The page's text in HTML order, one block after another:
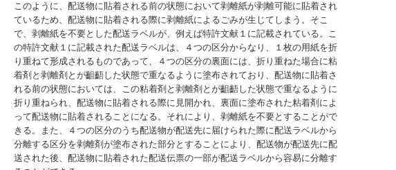
このように、配送物に貼着される前の状態において剥離紙が剥離可能に貼着され
ているため、配送物に貼着される際に剥離紙によるごみが生じてしまう。そこ
で、剥離紙を不要とした配送ラベルが、例えば特許文献１に記載されている。こ
の特許文献１に記載された配送ラベルは、４つの区分からなり、１枚の用紙を折
り重ねて形成されるものであって、４つの区分の裏面には、折り重ねた場合に粘
着剤と剥離剤とが齟齬した状態で重なるように塗布されており、配送物に貼着さ
れる前の状態においては、この粘着剤と剥離剤とが齟齬した状態で重なるように
折り重ねられ、配送物に貼着される際に見開かれ、裏面に塗布された粘着剤によ
って配送物に貼着されることになる。それにより、剥離紙を不要とすることがで
きる。また、４つの区分のうち配送物が配送先に届けられた際に配送ラベルから
分離する区分を剥離剤が塗布された部分とすることにより、配送物が配送先に配
送された後、配送物に貼着された配送伝票の一部が配送ラベルから容易に分離す